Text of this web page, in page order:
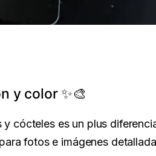
y color ✨🎨
y cócteles es un plus
fotos e imágenes